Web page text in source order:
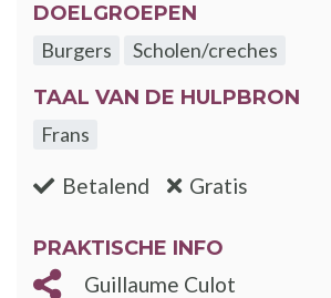
DOELGROEPEN
Burgers
Scholen/creches
TAAL VAN DE HULPBRON
Frans
Betalend :nee Gratis
PRAKTISCHE INFO
Guillaume Culot